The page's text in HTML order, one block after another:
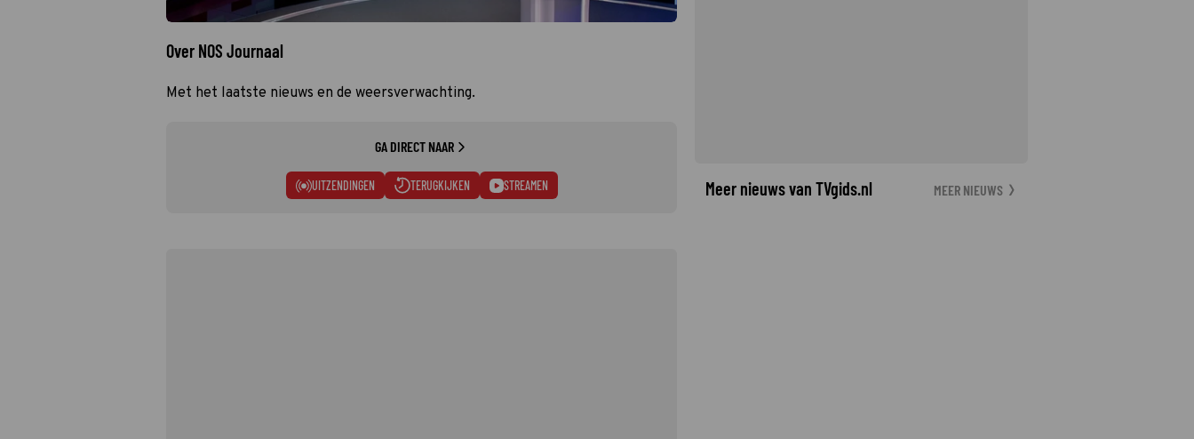
Over NOS Journaal
Met het laatste nieuws en de weersverwachting.
GA DIRECT NAAR
UITZENDINGEN TERUGKIJKEN STREAMEN Meer nieuws van TVgids.nl MEER NIEUWS